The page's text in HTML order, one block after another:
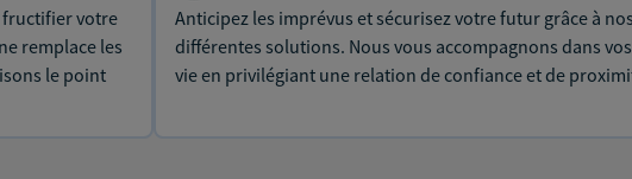
fructifier votre
remplace les
le point
Anticipez les imprévus et sécurisez votre futur grâce à nos
différentes solutions. Nous vous accompagnons dans
vie en privilégiant une relation de confiance et de